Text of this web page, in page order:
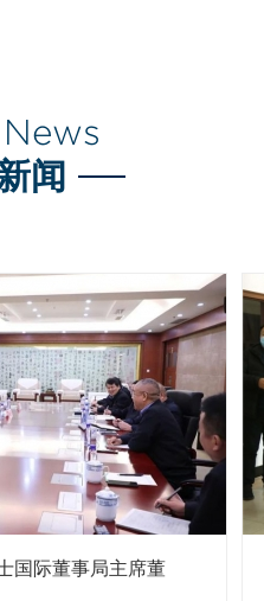
闻
国际董事局主席董